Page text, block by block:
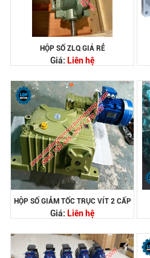
HỘP SỐ ZLQ GIÁ RẺ
Giá: Liên hệ
HỘP SỐ GIẢM TỐC TRỤC VÍT 2 CẤP
Giá: Liên hệ